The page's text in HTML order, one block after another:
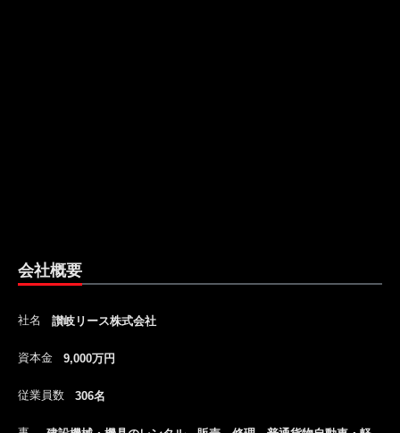
会社概要
社名 讃岐リース株式会社
資本金 9,000万円
従業員数 306名